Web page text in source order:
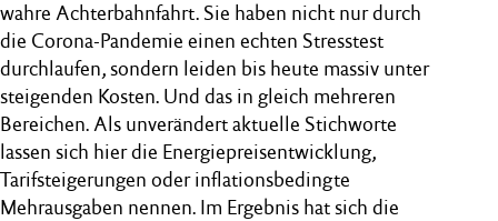
wahre Achterbahnfahrt. Sie haben nicht nur durch
die Corona-Pandemie einen echten Stresstest
durchlaufen, sondern leiden bis heute massiv unter
steigenden Kosten. Und das in gleich mehreren
Bereichen. Als unverändert aktuelle Stichworte
lassen sich hier die Energiepreisentwicklung,
Tarifsteigerungen oder inflationsbedingte
Mehrausgaben nennen. Im Ergebnis hat sich die